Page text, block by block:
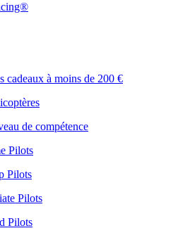
cadeaux à moins de 200 €
de compétence
Pilots
Pilots
Pilots
Pilots